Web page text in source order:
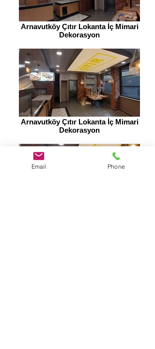
Arnavutköy Çıtır Lokanta İç Mimari
Dekorasyon
Arnavutköy Çıtır Lokanta İç Mimari
Dekorasyon
Email Phone